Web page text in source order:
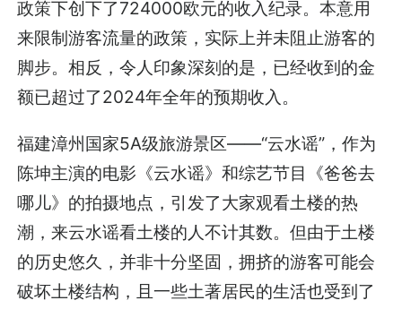
政策下创下了724000欧元的收入纪录。本意用
来限制游客流量的政策，实际上并未阻止游客的
脚步。相反，令人印象深刻的是，已经收到的金
额已超过了2024年全年的预期收入。
福建漳州国家5A级旅游景区——“云水谣”，作为
陈坤主演的电影《云水谣》和综艺节目《爸爸去
哪儿》的拍摄地点，引发了大家观看土楼的热
潮，来云水谣看土楼的人不计其数。但由于土楼
的历史悠久，并非十分坚固，拥挤的游客可能会
破坏土楼结构，且一些土著居民的生活也受到了